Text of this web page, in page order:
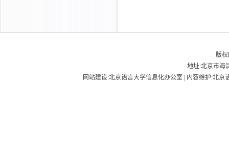
版
地址:北京市
网站建设:北京语言大学信息化办公室 | 内容维护:北